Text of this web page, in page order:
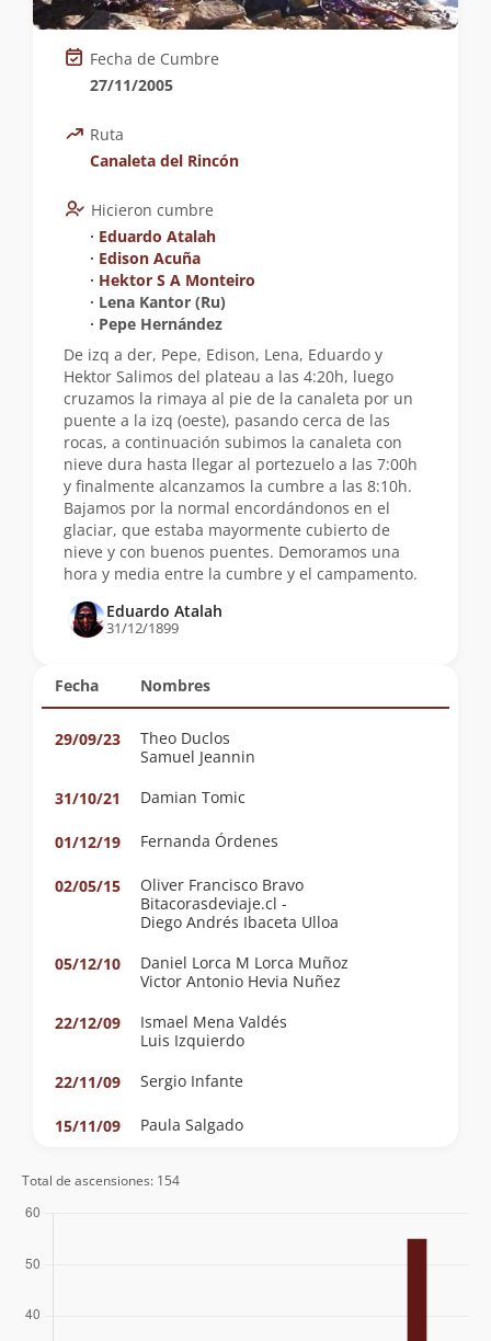
Fecha Nombres
29/09/23
Theo Duclos
Samuel Jeannin
31/10/21
Damian Tomic
01/12/19 Fernanda Órdenes
02/05/15
Oliver Francisco Bravo
Bitacorasdeviaje.cl -
Diego Andrés Ibaceta Ulloa
05/12/10
Daniel Lorca M Lorca Muñoz
Victor Antonio Hevia Nuñez
22/12/09
Ismael Mena Valdés
Luis Izquierdo
22/11/09
Sergio Infante
15/11/09 Paula Salgado
Fecha de Cumbre
27/11/2005
Ruta
Canaleta del Rincón
Hicieron cumbre
∙ Eduardo Atalah
∙ Edison Acuña
∙ Hektor S A Monteiro
∙ Lena Kantor (Ru)
∙ Pepe Hernández
De izq a der, Pepe, Edison, Lena, Eduardo y
Hektor Salimos del plateau a las 4:20h, luego
cruzamos la rimaya al pie de la canaleta por un
puente a la izq (oeste), pasando cerca de las
rocas, a continuación subimos la canaleta con
nieve dura hasta llegar al portezuelo a las 7:00h
y finalmente alcanzamos la cumbre a las 8:10h.
Bajamos por la normal encordándonos en el
glaciar, que estaba mayormente cubierto de
nieve y con buenos puentes. Demoramos una
hora y media entre la cumbre y el campamento.
Eduardo Atalah
31/12/1899
Total de ascensiones: 154